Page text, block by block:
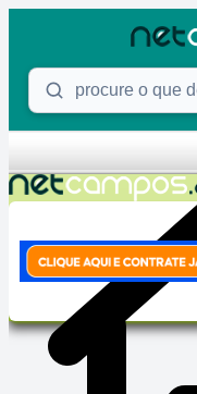
Procure o que deseja